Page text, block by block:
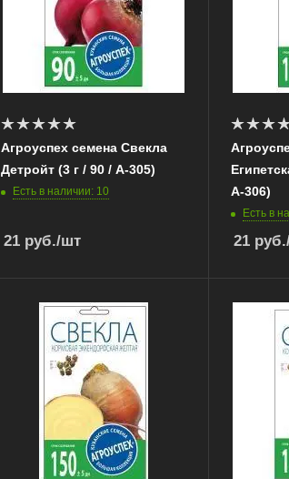
Агроуспех семена Свекла
Детройт (3 г / 90 / А-305)
Есть в наличии: 10
21 руб./шт
А-306)
Есть в
21 руб.